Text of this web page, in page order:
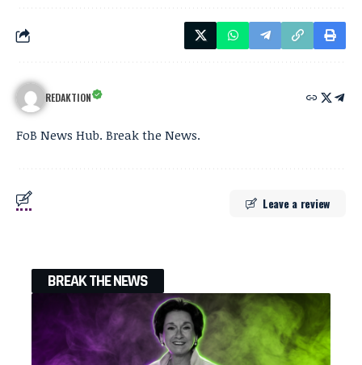
REDAKTION
FoB News Hub. Break the News.
Leave a review
BREAK THE NEWS